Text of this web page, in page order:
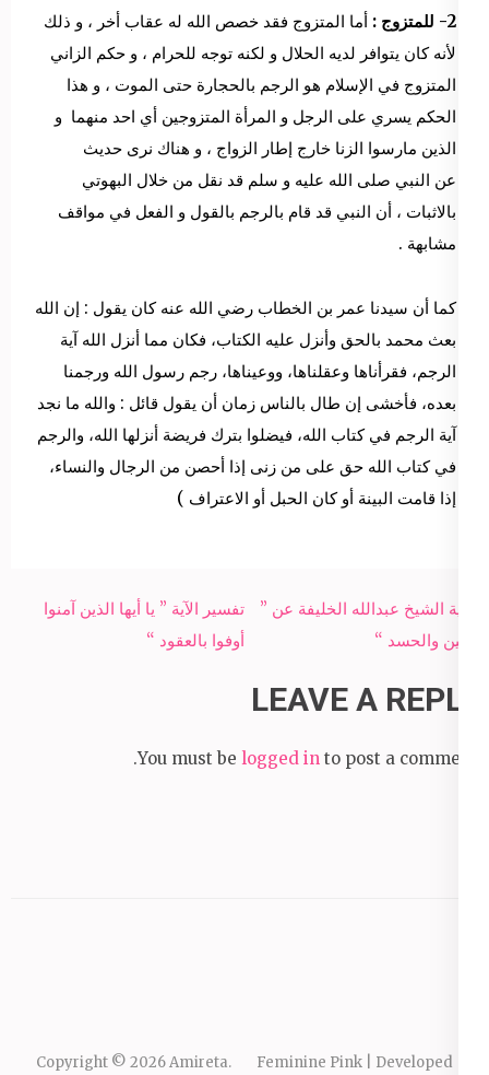
2- للمتزوج :
أما المتزوج فقد خصص الله له عقاب أخر ، و ذلك
لأنه كان يتوافر لديه الحلال و لكنه توجه للحرام ، و حكم الزاني
المتزوج في الإسلام هو الرجم بالحجارة حتى الموت ، و هذا
الحكم يسري على الرجل و المرأة المتزوجين أي احد منهما و
الذين مارسوا الزنا خارج إطار الزواج ، و هناك نرى حديث
عن النبي صلى الله عليه و سلم قد نقل من خلال البهوتي
بالاثبات ، أن النبي قد قام بالرجم بالقول و الفعل في مواقف
مشابهة .
كما أن سيدنا عمر بن الخطاب رضي الله عنه كان يقول : ‏إن الله
بعث محمد بالحق وأنزل عليه الكتاب، فكان مما أنزل الله آية
الرجم، فقرأناها وعقلناها، ووعيناها، رجم رسول الله ورجمنا
بعده،‏ فأخشى إن طال بالناس زمان أن يقول قائل ‏:‏ والله ما نجد
آية الرجم في كتاب الله، فيضلوا بترك فريضة أنزلها الله، والرجم
في كتاب الله حق على من زنى إذا أحصن من الرجال والنساء،
إذا قامت البينة أو كان الحبل أو الاعتراف )
Post
navigation
تفسير الآية ” يا أيها الذين آمنوا
أوفوا بالعقود “
رقية الشيخ عبدالله الخليفة عن ”
العين والحسد “
LEAVE A REPLY
You must be logged in to post a comment.
Copyright © 2026Amireta. Feminine Pink | Developed